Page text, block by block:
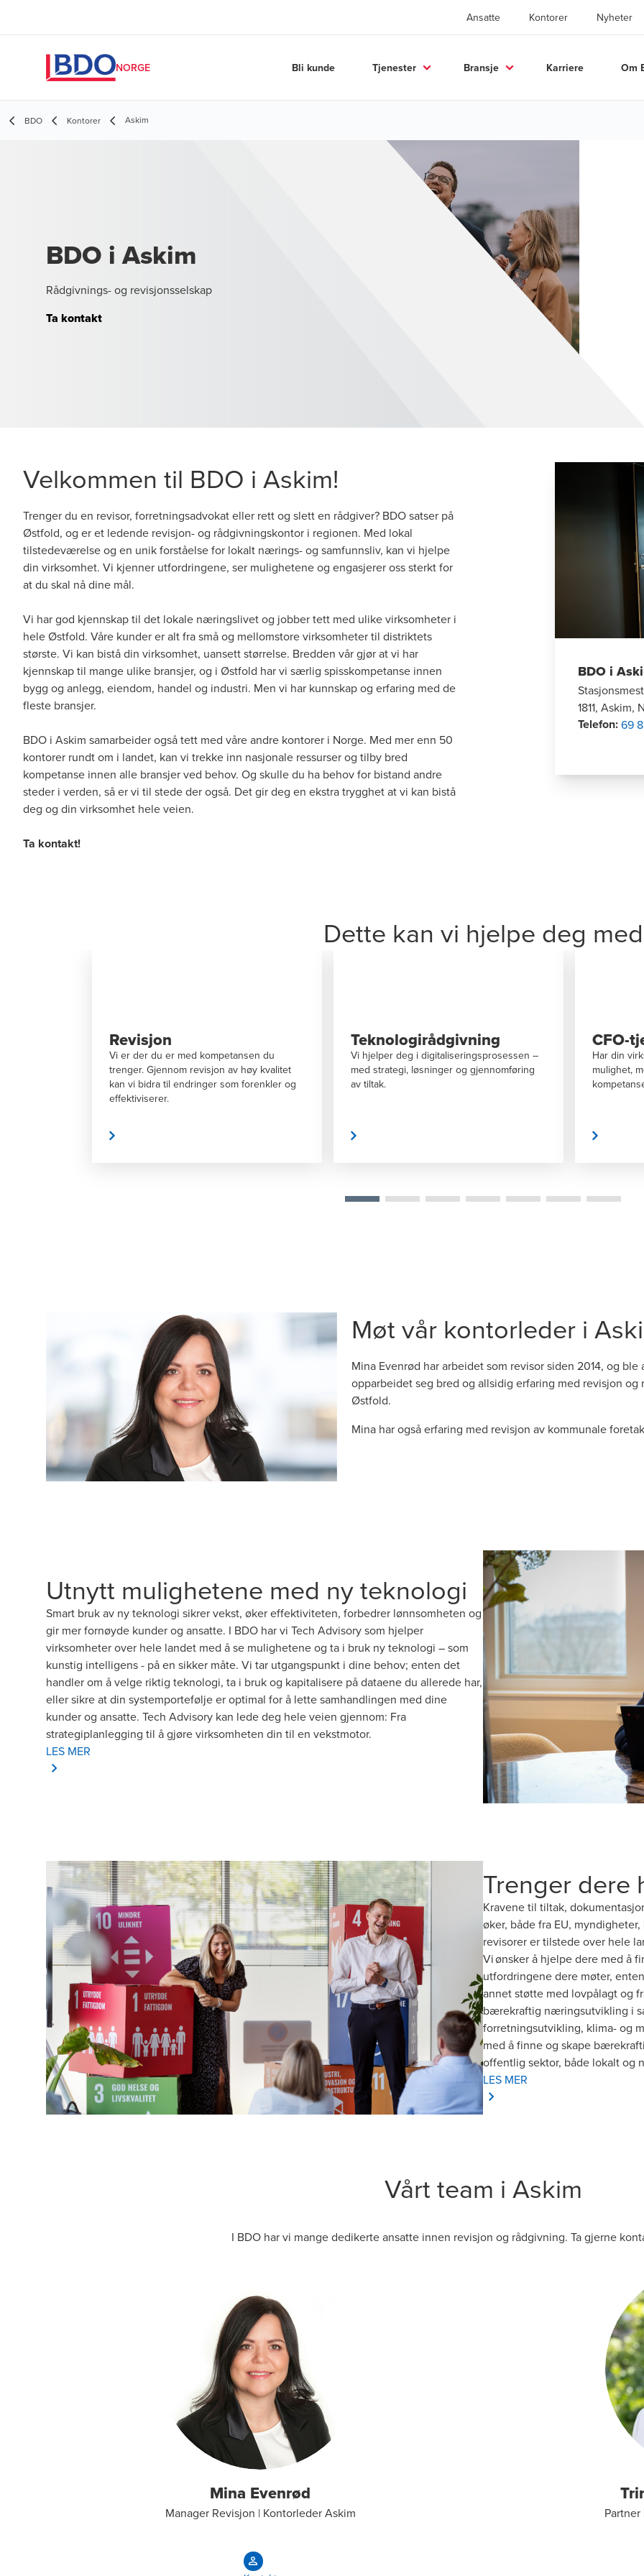
Ansatte Kontorer Nyheter
NORGE Bli kunde Tjenester Bransje Karriere Om
BDO Kontorer Askim
BDO i Askim
Rådgivnings- og revisjonsselskap
Ta kontakt
Velkommen til BDO i Askim!
Trenger du en revisor, forretningsadvokat eller rett og slett en rådgiver? BDO satser på
Østfold, og er et ledende revisjon- og rådgivningskontor i regionen. Med lokal
tilstedeværelse og en unik forståelse for lokalt nærings- og samfunnsliv, kan vi hjelpe
din virksomhet. Vi kjenner utfordringene, ser mulighetene og engasjerer oss sterkt for
at du skal nå dine mål.
Vi har god kjennskap til det lokale næringslivet og jobber tett med ulike virksomheter i
hele Østfold. Våre kunder er alt fra små og mellomstore virksomheter til distriktets
største. Vi kan bistå din virksomhet, uansett størrelse. Bredden vår gjør at vi har
kjennskap til mange ulike bransjer, og i Østfold har vi særlig spisskompetanse innen
bygg og anlegg, eiendom, handel og industri. Men vi har kunnskap og erfaring med de
fleste bransjer.
BDO i Askim samarbeider også tett med våre andre kontorer i Norge. Med mer enn 50
kontorer rundt om i landet, kan vi trekke inn nasjonale ressurser og tilby bred
kompetanse innen alle bransjer ved behov. Og skulle du ha behov for bistand andre
steder i verden, så er vi til stede der også. Det gir deg en ekstra trygghet at vi kan bistå
deg og din virksomhet hele veien.
Ta kontakt!
BDO i
1811, Askim,
Telefon:69
Dette kan vi hjelpe deg med
Teknologirådgivning
Vi hjelper deg i digitaliseringsprosessen –
med strategi, løsninger og gjennomføring
av tiltak.
CFO-tjenester
Har din virksomhet en utfordring eller
mulighet, men mangler kapasitet eller
kompetanse? Da tilbyr vi løsninger.
Vi kan
oppkjøp,
Møt vår kontorleder i
Mina Evenrød har arbeidet som revisor siden 2014, og
opparbeidet seg bred og allsidig erfaring med revisjon
Østfold.
Mina har også erfaring med revisjon av kommunale
Utnytt mulighetene med ny teknologi
Smart bruk av ny teknologi sikrer vekst, øker effektiviteten, forbedrer lønnsomheten og
gir mer fornøyde kunder og ansatte. I BDO har vi Tech Advisory som hjelper
virksomheter over hele landet med å se mulighetene og ta i bruk ny teknologi – som
kunstig intelligens - på en sikker måte. Vi tar utgangspunkt i dine behov; enten det
handler om å velge riktig teknologi, ta i bruk og kapitalisere på dataene du allerede har,
eller sikre at din systemportefølje er optimal for å lette samhandlingen med dine
kunder og ansatte. Tech Advisory kan lede deg hele veien gjennom: Fra
strategiplanlegging til å gjøre virksomheten din til en vekstmotor.
LES MER
Trenger
Kravene til tiltak,
øker, både fra EU,
revisorer er tilstede over hele
Vi ønsker å hjelpe dere med å
utfordringene dere møter,
annet støtte med lovpålagt og
bærekraftig næringsutvikling i
forretningsutvikling, klima- og
med å finne og skape
offentlig sektor, både lokalt og
LES MER
Vårt team i Askim
I BDO har vi mange dedikerte ansatte innen revisjon og rådgivning. Ta gjerne
Mina Evenrød
Manager Revisjon | Kontorleder Askim